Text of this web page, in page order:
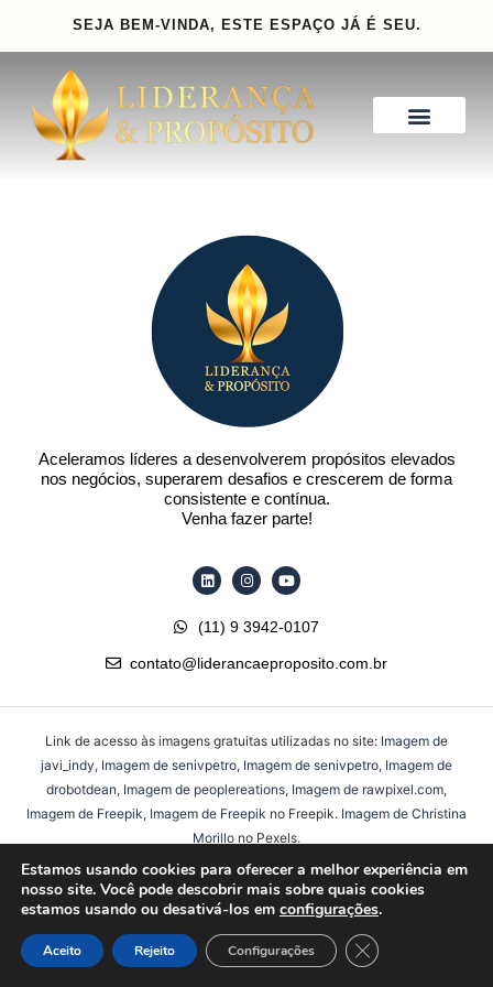
conteúdo
SEJA BEM-VINDA, ESTE ESPAÇO JÁ É SEU.
Aceleramos líderes a desenvolverem propósitos elevados
nos negócios, superarem desafios e crescerem de forma
consistente e contínua.
Venha fazer parte!
LinkedinInstagramYoutube
(11) 9 3942-0107
contato@liderancaeproposito.com.br
Link de acesso às imagens gratuitas utilizadas no site: Imagem de
javi_indy, Imagem de senivpetro, Imagem de senivpetro, Imagem de
drobotdean, Imagem de peoplereations, Imagem de rawpixel.com,
Imagem de Freepik, Imagem de Freepik no Freepik. Imagem de Christina
Morillo no Pexels.
Todos os direitos reservados © 2022 - 2023 Liderança & Propósito.
Criação e Desenvolvimento do Site: Alex Sanches
Estamos usando cookies para oferecer a melhor experiência em
nosso site. Você pode descobrir mais sobre quais cookies
estamos usando ou desativá-los em configurações.
Aceito Rejeito Configurações Close GDPR